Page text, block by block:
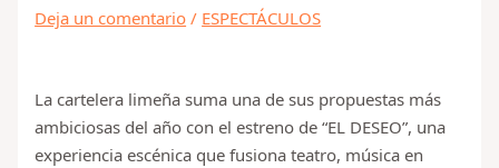
Deja un comentario / ESPECTÁCULOS
La cartelera limeña suma una de sus propuestas más
ambiciosas del año con el estreno de “EL DESEO”, una
experiencia escénica que fusiona teatro, música en